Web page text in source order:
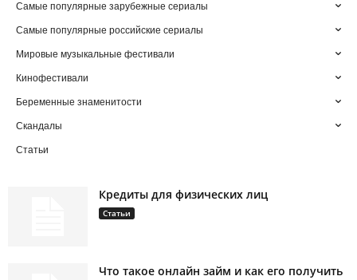
Самые популярные зарубежные сериалы
Самые популярные российские сериалы
Мировые музыкальные фестивали
Кинофестивали
Беременные знаменитости
Скандалы
Статьи
Кредиты для физических лиц
Статьи
Что такое онлайн займ и как его получить